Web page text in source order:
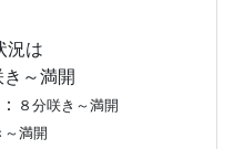
況は
～満開
８分咲き～満開
～満開